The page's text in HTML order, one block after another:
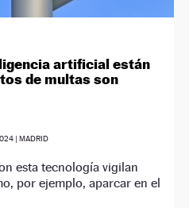
artificial están
de multas son
| MADRID
esta tecnología vigilan
por ejemplo, aparcar en el